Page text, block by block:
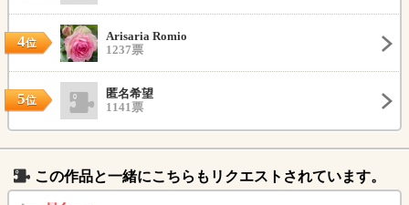
4位
Arisaria Romio
1237票
5位
匿名希望
1141票
この作品と一緒にこちらもリクエストされています。